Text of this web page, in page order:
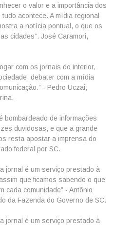
o valor e a importância dos
acontece. A mídia regional
a notícia pontual, o que os
cidades”. José Caramori,
com os jornais do interior,
debater com a mídia
- Pedro Uczai,
bombardeado de informações
duvidosas, e que a grande
resta apostar a imprensa do
federal por SC.
jornal é um serviço prestado à
que ficamos sabendo o que
cada comunidade” - Antônio
da Fazenda do Governo de SC.
jornal é um serviço prestado à